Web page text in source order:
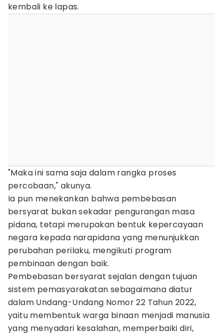
kembali ke lapas.
"Maka ini sama saja dalam rangka proses
percobaan," akunya.
Ia pun menekankan bahwa pembebasan
bersyarat bukan sekadar pengurangan masa
pidana, tetapi merupakan bentuk kepercayaan
negara kepada narapidana yang menunjukkan
perubahan perilaku, mengikuti program
pembinaan dengan baik.
Pembebasan bersyarat sejalan dengan tujuan
sistem pemasyarakatan sebagaimana diatur
dalam Undang-Undang Nomor 22 Tahun 2022,
yaitu membentuk warga binaan menjadi manusia
yang menyadari kesalahan, memperbaiki diri,